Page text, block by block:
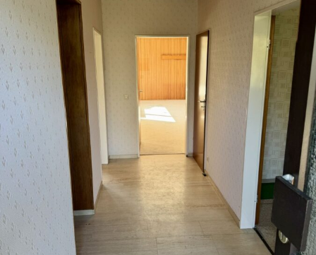
Objekt-Typ:
Bungalow, Haus
1971